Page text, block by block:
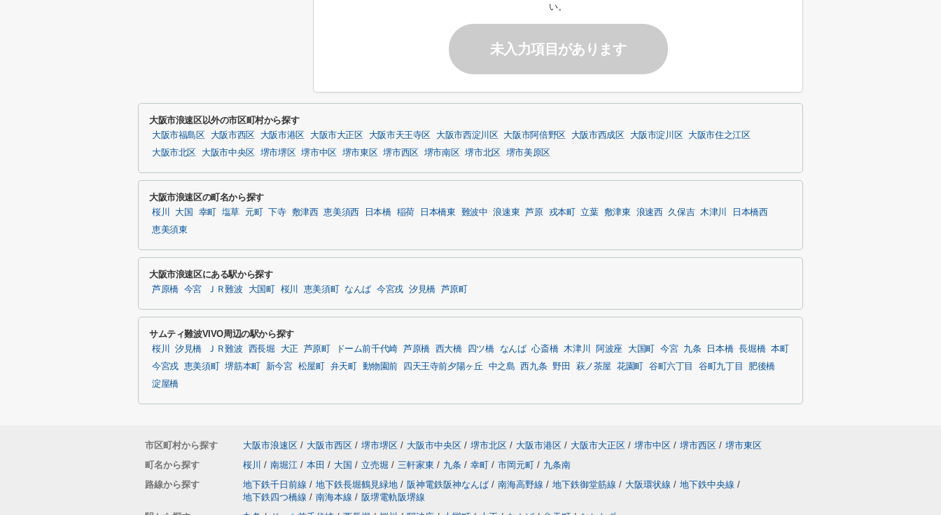
い。
未入力項目があります
大阪市浪速区以外の市区町村から探す
大阪市福島区 大阪市西区 大阪市港区 大阪市大正区 大阪市天王寺区 大阪市西淀川区 大阪市阿倍野区 大阪市西成区 大阪市淀川区
大阪市住之江区
大阪市北区
大阪市中央区 堺市堺区 堺市中区 堺市東区 堺市西区 堺市南区 堺市北区 堺市美原区
大阪市浪速区の町名から探す
桜川 大国 幸町 塩草 元町 下寺 敷津西 恵美須西 日本橋 稲荷 日本橋東 難波中 浪速東 芦原 戎本町 立葉 敷津東 浪速西 久保吉 木津川
日本橋西
恵美須東
大阪市浪速区にある駅から探す
芦原橋 今宮 ＪＲ難波 大国町 桜川 恵美須町 なんば 今宮戎 汐見橋 芦原町
サムティ難波VIVO周辺の駅から探す
桜川 汐見橋 ＪＲ難波 西長堀 大正 芦原町 ドーム前千代崎 芦原橋 西大橋 四ツ橋 なんば 心斎橋 木津川 阿波座 大国町 今宮 九条 日本橋 長堀橋 本町
今宮戎 恵美須町 堺筋本町 新今宮 松屋町 弁天町 動物園前 四天王寺前夕陽ヶ丘 中之島 西九条 野田 萩ノ茶屋 花園町 谷町六丁目 谷町九丁目
肥後橋
淀屋橋
市区町村から探す 大阪市浪速区 / 大阪市西区 / 堺市堺区 / 大阪市中央区 / 堺市北区 / 大阪市港区 / 大阪市大正区 / 堺市中区 / 堺市西区 / 堺市東区
町名から探す
桜川 / 南堀江 / 本田 / 大国 / 立売堀 / 三軒家東 / 九条 / 幸町 / 市岡元町 / 九条南
路線から探す
地下鉄千日前線 / 地下鉄長堀鶴見緑地 / 阪神電鉄阪神なんば / 南海高野線 / 地下鉄御堂筋線 / 大阪環状線 / 地下鉄中央線 /
地下鉄四つ橋線 / 南海本線 / 阪堺電軌阪堺線